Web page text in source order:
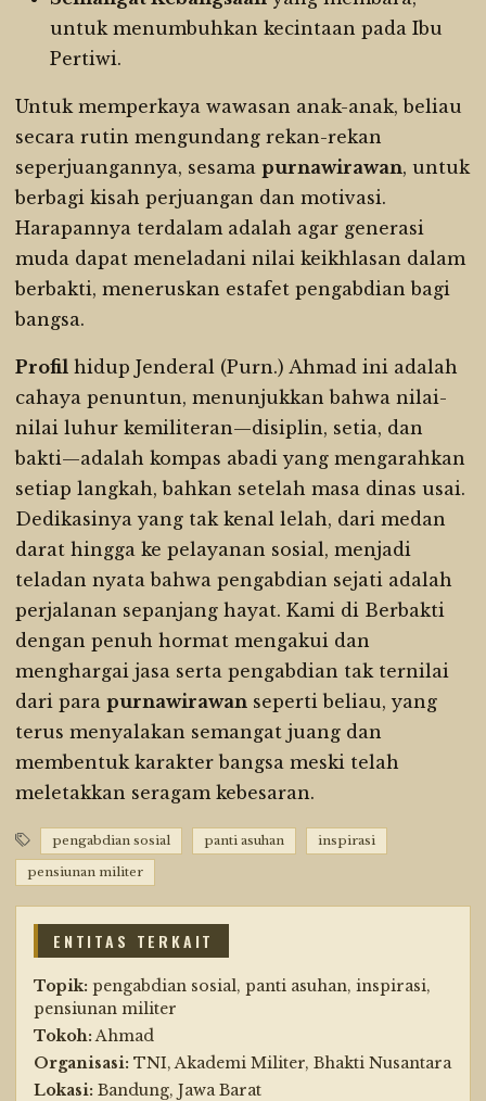
untuk menumbuhkan kecintaan pada Ibu
Pertiwi.
Untuk memperkaya wawasan anak-anak, beliau
secara rutin mengundang rekan-rekan
seperjuangannya, sesama purnawirawan, untuk
berbagi kisah perjuangan dan motivasi.
Harapannya terdalam adalah agar generasi
muda dapat meneladani nilai keikhlasan dalam
berbakti, meneruskan estafet pengabdian bagi
bangsa.
Profil hidup Jenderal (Purn.) Ahmad ini adalah
cahaya penuntun, menunjukkan bahwa nilai-
nilai luhur kemiliteran—disiplin, setia, dan
bakti—adalah kompas abadi yang mengarahkan
setiap langkah, bahkan setelah masa dinas usai.
Dedikasinya yang tak kenal lelah, dari medan
darat hingga ke pelayanan sosial, menjadi
teladan nyata bahwa pengabdian sejati adalah
perjalanan sepanjang hayat. Kami di Berbakti
dengan penuh hormat mengakui dan
menghargai jasa serta pengabdian tak ternilai
dari para purnawirawan seperti beliau, yang
terus menyalakan semangat juang dan
membentuk karakter bangsa meski telah
meletakkan seragam kebesaran.
pengabdian sosial panti asuhan inspirasi
pensiunan militer
ENTITAS TERKAIT
Topik: pengabdian sosial, panti asuhan, inspirasi,
pensiunan militer
Tokoh:Ahmad
Organisasi: TNI, Akademi Militer, Bhakti Nusantara
Lokasi: Bandung, Jawa Barat